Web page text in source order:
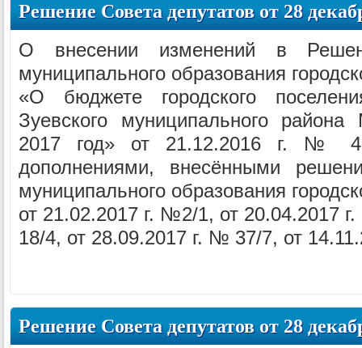
Решение Совета депутатов от 28
О внесении изменений в
муниципального образования
«О бюджете городского
Зуевского муниципального
2017 год» от 21.12.2016 г. №
дополнениями, внесёнными
муниципального образования
от 21.02.2017 г. №2/1, от 20.04.2017
18/4, от 28.09.2017 г. № 37/7, от
Решение Совета депутатов от 28